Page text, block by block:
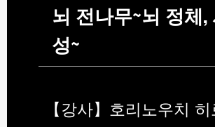
뇌 전나무~뇌 정체
성~
【강사】호리노우치 히